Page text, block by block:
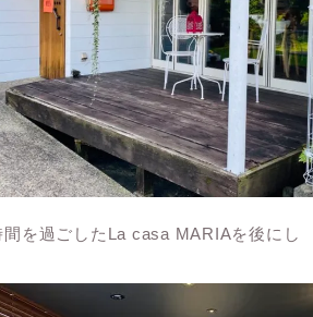
間を過ごしたLa casa MARIAを後にし